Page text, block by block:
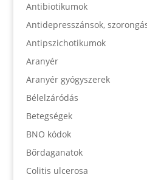
Antibiotikumok
Antidepresszánsok,
Antipszichotikumok
Aranyér
Aranyér gyógyszerek
Bélelzáródás
Betegségek
BNO kódok
Bőrdaganatok
Colitis ulcerosa